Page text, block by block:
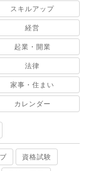
スキルアップ
経営
起業・開業
法律
家事・住まい
カレンダー
資格試験